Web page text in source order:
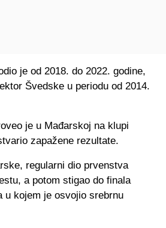
je od 2018. do 2022. godine,
Švedske u periodu od 2014.
je u Mađarskoj na klupi
zapažene rezultate.
regularni dio prvenstva
a potom stigao do finala
u kojem je osvojio srebrnu